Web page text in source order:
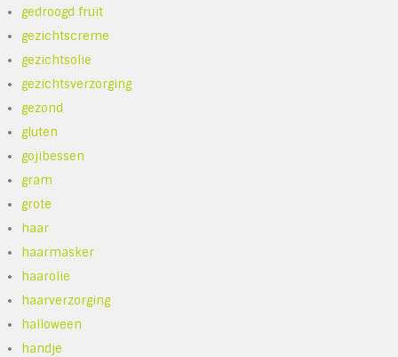
gedroogd fruit
gezichtscreme
gezichtsolie
gezichtsverzorging
gezond
gluten
gojibessen
gram
grote
haar
haarmasker
haarolie
haarverzorging
halloween
handje